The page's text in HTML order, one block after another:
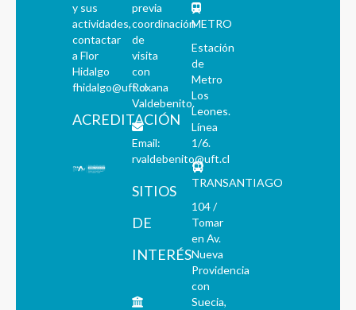
y sus
actividades,
contactar
a Flor
Hidalgo
fhidalgo@uft.cl
ACREDITACIÓN
previa
coordinación
de
visita
con
Roxana
Valdebenito.
Email:
rvaldebenito@uft.cl
SITIOS
DE
INTERÉS
METRO
Estación
de
Metro
Los
Leones.
Línea
1/6.
TRANSANTIAGO
104 /
Tomar
en Av.
Nueva
Providencia
con
Suecia,